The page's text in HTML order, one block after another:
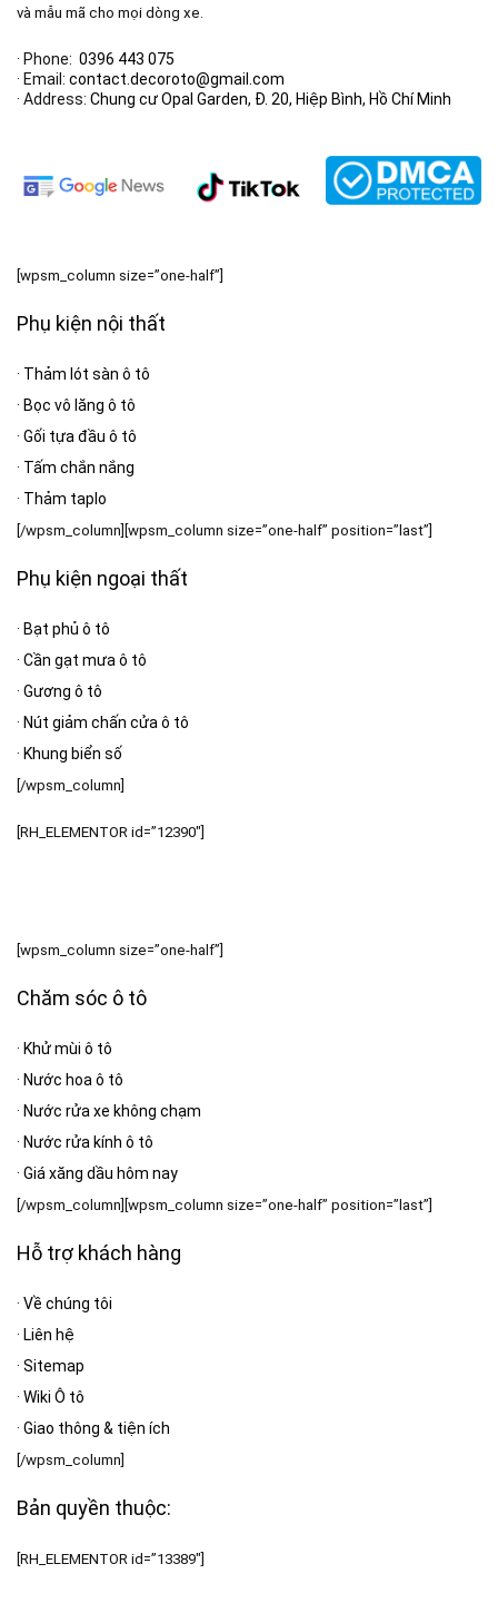
và mẫu mã cho mọi dòng xe.
· Phone: 0396 443 075
· Email: contact.decoroto@gmail.com
· Address: Chung cư Opal Garden, Đ. 20, Hiệp Bình, Hồ Chí Minh
[wpsm_column size=”one-half”]
Phụ kiện nội thất
· Thảm lót sàn ô tô
· Bọc vô lăng ô tô
· Gối tựa đầu ô tô
· Tấm chắn nắng
· Thảm taplo
[/wpsm_column][wpsm_column size=”one-half” position=”last”]
Phụ kiện ngoại thất
· Bạt phủ ô tô
· Cần gạt mưa ô tô
· Gương ô tô
· Nút giảm chấn cửa ô tô
· Khung biển số
[/wpsm_column]
[RH_ELEMENTOR id=”12390″]
[wpsm_column size=”one-half”]
Chăm sóc ô tô
· Khử mùi ô tô
· Nước hoa ô tô
· Nước rửa xe không chạm
· Nước rửa kính ô tô
· Giá xăng dầu hôm nay
[/wpsm_column][wpsm_column size=”one-half” position=”last”]
Hỗ trợ khách hàng
· Về chúng tôi
· Liên hệ
· Sitemap
· Wiki Ô tô
· Giao thông & tiện ích
[/wpsm_column]
Bản quyền thuộc:
[RH_ELEMENTOR id=”13389″]